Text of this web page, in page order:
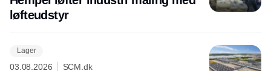
løfteudstyr
Lager
03.08.2026 SCM.dk